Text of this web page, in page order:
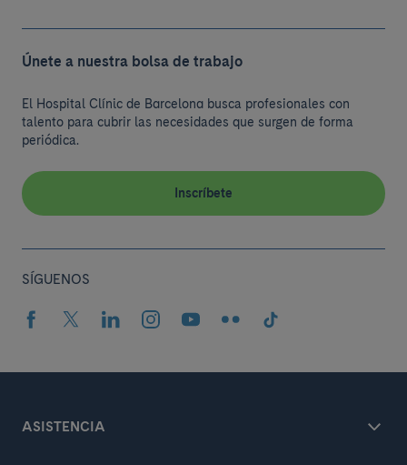
Únete a nuestra bolsa de trabajo
El Hospital Clínic de Barcelona busca profesionales con
talento para cubrir las necesidades que surgen de forma
periódica.
Inscríbete
SÍGUENOS
ASISTENCIA